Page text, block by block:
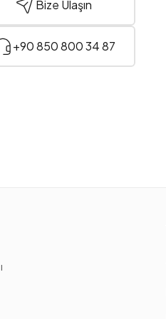
Bize Ulaşın
+90 850 800 34 87